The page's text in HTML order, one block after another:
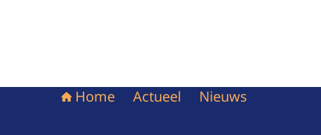
Home Actueel Nieuws